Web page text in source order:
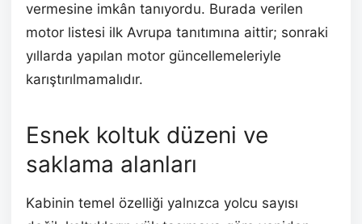
vermesine imkân tanıyordu. Burada verilen
motor listesi ilk Avrupa tanıtımına aittir; sonraki
yıllarda yapılan motor güncellemeleriyle
karıştırılmamalıdır.
Esnek koltuk düzeni ve
saklama alanları
Kabinin temel özelliği yalnızca yolcu sayısı